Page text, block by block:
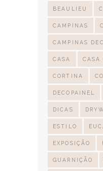
BEAULIEU
CAMPINAS
CAMPINAS
CASA CASA
CORTINA
DECOPAINEL
DICAS
ESTILO
EXPOSIÇÃO
GUARNIÇÃO